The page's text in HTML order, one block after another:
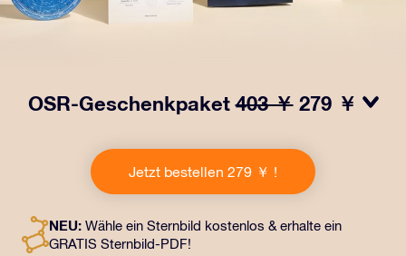
OSR-Geschenkpaket403 ￥ 279 ￥
Geschenkpaket! Dieses Geschenk enthält einen
schönen Umschlag und personalisierte Dokumente, die
an eine Adresse Ihrer Wahl gesendet werden, sowie
unserer Apps. Es ist eine zauberhafte Art, Freunden und
Liebsten ein unvergängliches Geschenk zu
Jetzt bestellen 279 ￥ !
NEU: Wähle ein Sternbild kostenlos & erhalte ein
GRATIS Sternbild-PDF!